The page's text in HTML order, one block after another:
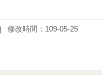
修改時間：109-05-25